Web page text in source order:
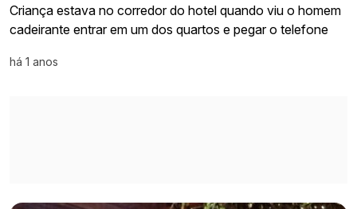
Criança estava no corredor do hotel quando viu o homem
cadeirante entrar em um dos quartos e pegar o telefone
há 1 anos